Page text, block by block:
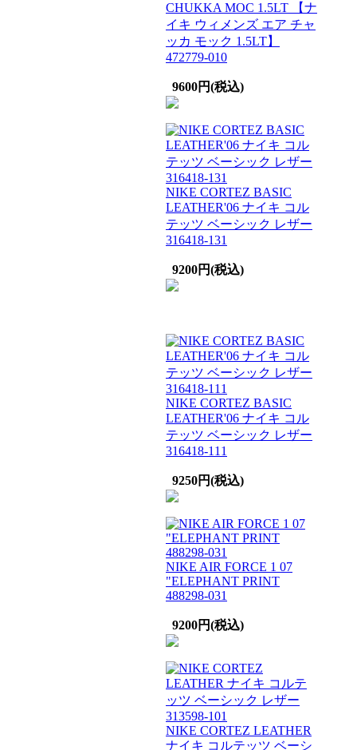
CHUKKA MOC 1.5LT 【ナ
イキ ウィメンズ エア チャ
ッカ モック 1.5LT】
472779-010
9600円(税込)
NIKE CORTEZ BASIC
LEATHER'06 ナイキ コル
テッツ ベーシック レザー
316418-131
9200円(税込)
NIKE CORTEZ BASIC
LEATHER'06 ナイキ コル
テッツ ベーシック レザー
316418-111
9250円(税込)
NIKE AIR FORCE 1 07
"ELEPHANT PRINT
488298-031
9200円(税込)
NIKE CORTEZ LEATHER
ナイキ コルテッツ ベーシ